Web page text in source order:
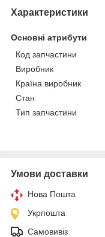
Характеристики
Основні атрибути
Код запчастини
Виробник
Країна виробник
Стан
Тип запчастини
Умови доставки
Нова Пошта
Укрпошта
Самовивіз